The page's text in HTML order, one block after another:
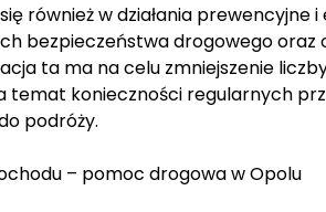
również w działania prewencyjne
bezpieczeństwa drogowego oraz
ta ma na celu zmniejszenie
temat konieczności regularnych
podróży.
– pomoc drogowa w Opolu